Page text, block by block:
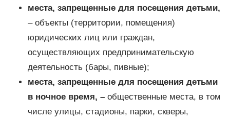
места, запрещенные для посещения детьми,
– объекты (территории, помещения)
юридических лиц или граждан,
осуществляющих предпринимательскую
деятельность (бары, пивные);
места, запрещенные для посещения детьми
в ночное время, –общественные места, в том
числе улицы, стадионы, парки, скверы,